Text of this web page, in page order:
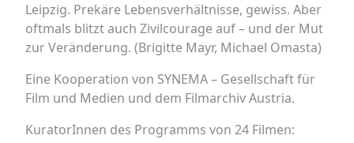
Leipzig. Prekäre Lebensverhältnisse, gewiss. Aber
oftmals blitzt auch Zivilcourage auf – und der Mut
zur Veränderung. (Brigitte Mayr, Michael Omasta)
Eine Kooperation von SYNEMA – Gesellschaft für
Film und Medien und dem Filmarchiv Austria.
KuratorInnen des Programms von 24 Filmen: